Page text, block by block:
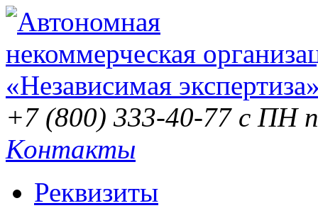
+7 (800) 333-40-77 с ПН
Контакты
Реквизиты